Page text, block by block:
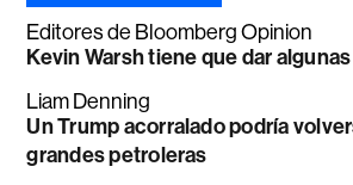
Editores de Bloomberg Opinion
Kevin Warsh tiene que dar
Liam Denning
Un Trump acorralado podría
grandes petroleras